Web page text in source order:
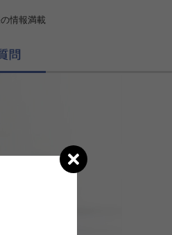
情報満載